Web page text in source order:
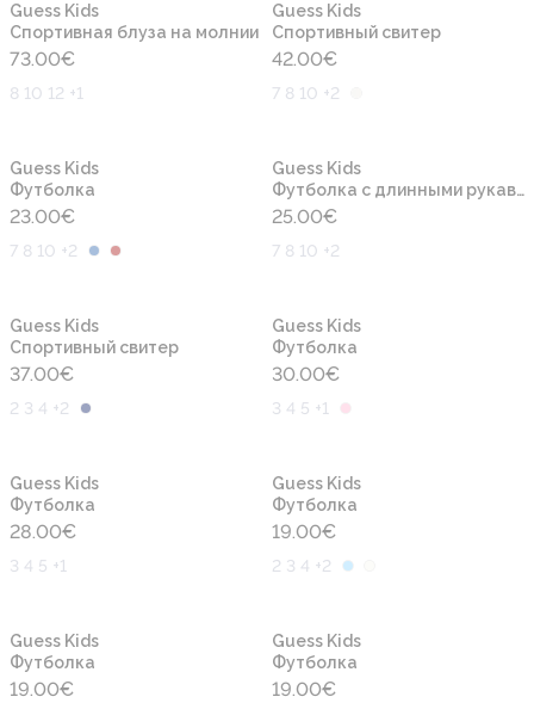
Guess Kids
Спортивная блуза на молнии
73.00€
8 10 12 +1
Guess Kids
Cпортивный свитер
42.00€
7 8 10 +2
Guess Kids
Футболка
23.00€
7 8 10 +2
Guess Kids
Футболка с длинными рукавами
25.00€
7 8 10 +2
Guess Kids
Cпортивный свитер
37.00€
2 3 4 +2
Guess Kids
Футболка
30.00€
3 4 5 +1
Guess Kids
Футболка
28.00€
3 4 5 +1
Guess Kids
Футболка
19.00€
2 3 4 +2
Guess Kids
Футболка
19.00€
Guess Kids
Футболка
19.00€